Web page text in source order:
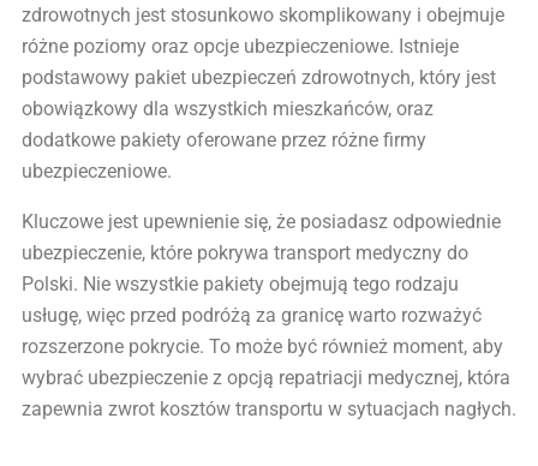
zdrowotnych jest stosunkowo skomplikowany i obejmuje
różne poziomy oraz opcje ubezpieczeniowe. Istnieje
podstawowy pakiet ubezpieczeń zdrowotnych, który jest
obowiązkowy dla wszystkich mieszkańców, oraz
dodatkowe pakiety oferowane przez różne firmy
ubezpieczeniowe.
Kluczowe jest upewnienie się, że posiadasz odpowiednie
ubezpieczenie, które pokrywa transport medyczny do
Polski. Nie wszystkie pakiety obejmują tego rodzaju
usługę, więc przed podróżą za granicę warto rozważyć
rozszerzone pokrycie. To może być również moment, aby
wybrać ubezpieczenie z opcją repatriacji medycznej, która
zapewnia zwrot kosztów transportu w sytuacjach nagłych.